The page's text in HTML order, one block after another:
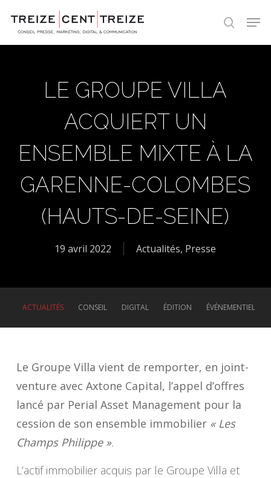
search
LE GROUPE VILLA
ACQUIERT UN
ENSEMBLE MIXTE À LA
GARENNE-COLOMBES
(HAUTS-DE-SEINE)
19 avril 2022 Actualités, Presse
ACTUALITÉS CONSEIL DIGITAL ÉDITION ÉVÉNEMENTIEL
Le Groupe Villa vient de remporter, en joint-
venture avec Axtone Capital, l’appel d’offres
lancé par Perial Asset Management pour la
cession de son ensemble immobilier « Les
Champs Philippe ».
L’actif immobilier acquis par le Groupe Villa et